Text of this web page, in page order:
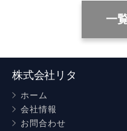
一
株式会社リタ
ホーム
会社情報
お問合わせ